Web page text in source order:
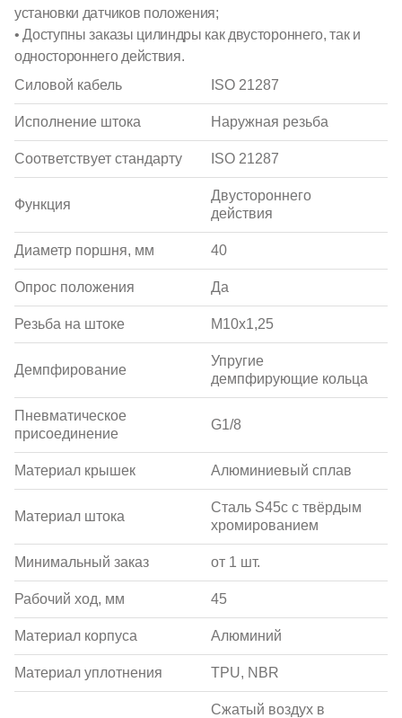
установки датчиков положения;
• Доступны заказы цилиндры как двустороннего, так и
одностороннего действия.
Силовой кабель
ISO 21287
Исполнение штока Наружная резьба
Соответствует стандарту ISO 21287
Функция
Двустороннего
действия
Диаметр поршня, мм 40
Опрос положения Да
Резьба на штоке M10x1,25
Демпфирование
Упругие
демпфирующие кольца
Пневматическое
присоединение
G1/8
Материал крышек Алюминиевый сплав
Материал штока
Сталь S45c с твёрдым
хромированием
Минимальный заказ от 1 шт.
Рабочий ход, мм 45
Материал корпуса Алюминий
Материал уплотнения TPU, NBR
Сжатый воздух в